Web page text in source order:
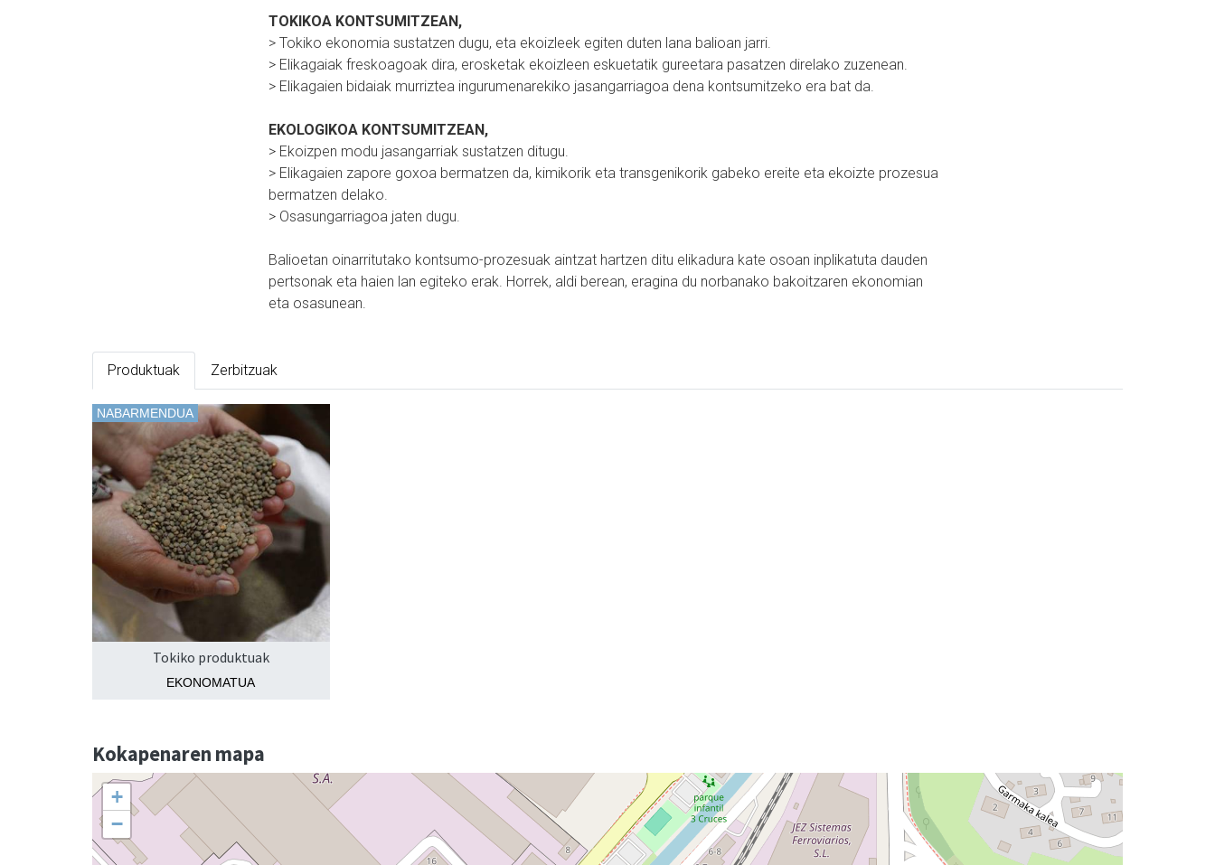
TOKIKOA KONTSUMITZEAN,
> Tokiko ekonomia sustatzen dugu, eta ekoizleek egiten duten lana balioan jarri.
> Elikagaiak freskoagoak dira, erosketak ekoizleen eskuetatik gureetara pasatzen direlako zuzenean.
> Elikagaien bidaiak murriztea ingurumenarekiko jasangarriagoa dena kontsumitzeko era bat da.
EKOLOGIKOA KONTSUMITZEAN,
> Ekoizpen modu jasangarriak sustatzen ditugu.
> Elikagaien zapore goxoa bermatzen da, kimikorik eta transgenikorik gabeko ereite eta ekoizte prozesua
bermatzen delako.
> Osasungarriagoa jaten dugu.
Balioetan oinarritutako kontsumo-prozesuak aintzat hartzen ditu elikadura kate osoan inplikatuta dauden
pertsonak eta haien lan egiteko erak. Horrek, aldi berean, eragina du norbanako bakoitzaren ekonomian
eta osasunean.
Produktuak Zerbitzuak
NABARMENDUA
Tokiko produktuak
EKONOMATUA
Kokapenaren mapa
+
−